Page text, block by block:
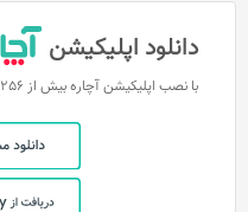
دانلود اپلیکیشن
با نصب اپلیکیشن آچاره بیش از 256 خدمت مورد نیاز در جیب شماست.